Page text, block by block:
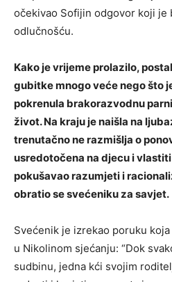
očekivao Sofijin odgovor koji je
odlučnošću.
Kako je vrijeme prolazilo,
gubitke mnogo veće nego što
pokrenula brakorazvodnu
život. Na kraju je naišla na
trenutačno ne razmišlja o
usredotočena na djecu i vlastiti
pokušavao razumjeti i
obratio se svećeniku za savjet.
Svećenik je izrekao poruku
u Nikolinom sjećanju: “Dok
sudbinu, jedna kći svojim